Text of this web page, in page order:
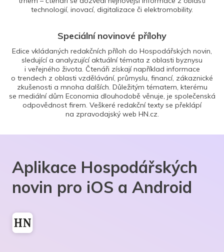
technologií, inovací, digitalizace či elektromobility.
Speciální novinové přílohy
Edice vkládaných redakčních příloh do Hospodářských novin,
sledující a analyzující aktuální témata z oblasti byznysu
i veřejného života. Čtenáři získají například informace
o trendech z oblasti vzdělávání, průmyslu, financí, zákaznické
zkušenosti a mnoha dalších. Důležitým tématem, kterému
se mediální dům Economia dlouhodobě věnuje, je společenská
odpovědnost firem. Veškeré redakční texty se překlápí
na zpravodajský web HN.cz.
Aplikace Hospodářských
novin pro iOS a Android